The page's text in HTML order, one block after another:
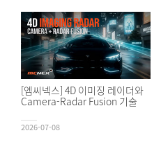
[엠씨넥스] 4D 이미징 레이더와
Camera-Radar Fusion 기술
2026-07-08